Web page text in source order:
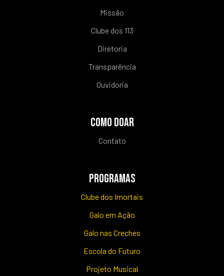
Missão
Clube dos 113
Diretoria
Transparência
Ouvidoria
COMO DOAR
Contato
PROGRAMAS
Clube dos Imortais
Galo em Ação
Galo nas Creches
Escola do Futuro
Projeto Musical